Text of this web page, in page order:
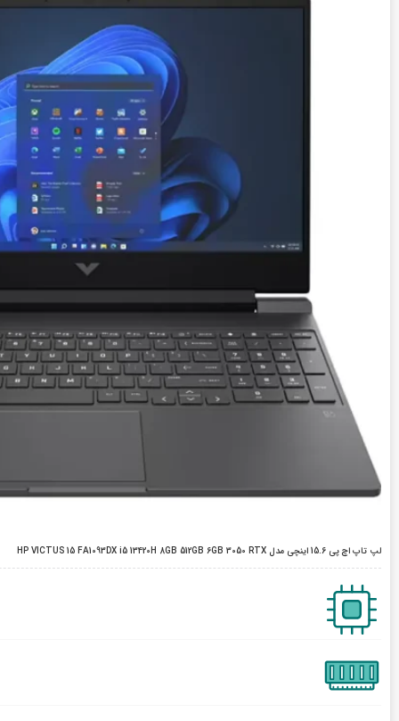
لپ تاپ اچ پی 15.6 اینچی مدل HP VICTUS 15 FA1093DX i5 13420H 8GB 512GB 6GB 3050 RTX